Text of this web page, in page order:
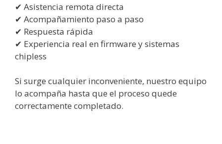
✔ Asistencia remota directa
✔ Acompañamiento paso a paso
✔ Respuesta rápida
✔ Experiencia real en firmware y sistemas
chipless
Si surge cualquier inconveniente, nuestro equipo
lo acompaña hasta que el proceso quede
correctamente completado.